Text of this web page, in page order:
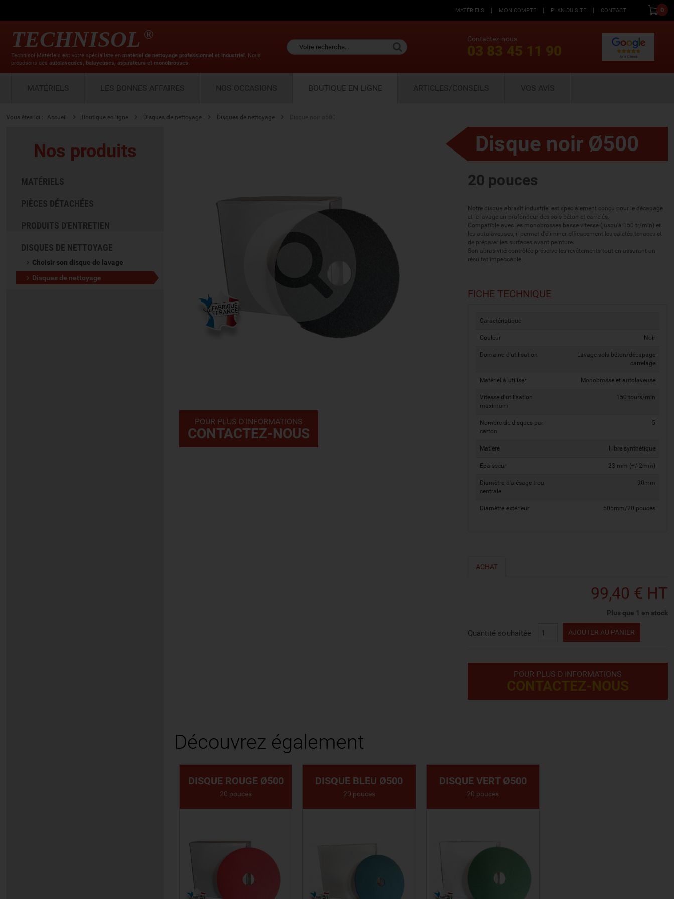
0
MATÉRIELS | MON COMPTE | PLAN DU SITE | CONTACT
TECHNISOL ®
Technisol Matériels est votre spécialiste en matériel de nettoyage professionnel et industriel . Nous
proposons des autolaveuses, balayeuses, aspirateurs et monobrosses.
Contactez-nous
03 83 45 11 90
MATÉRIELS LES BONNES AFFAIRES NOS OCCASIONS BOUTIQUE EN LIGNE ARTICLES/CONSEILS VOS AVIS
Vous êtes ici : Accueil Boutique en ligne Disques de nettoyage Disques de nettoyage
POUR PLUS D'INFORMATIONS
CONTACTEZ-NOUS
Disque noir Ø500
20 pouces
Notre disque abrasif industriel est spécialement conçu pour le décapage
et le lavage en profondeur des sols béton et carrelés.
Compatible avec les monobrosses basse vitesse (jusqu'à 150 tr/min) et
les autolaveuses, il permet d'éliminer efficacement les saletés tenaces et
de préparer les surfaces avant peinture.
Son abrasivité contrôlée préserve les revêtements tout en assurant un
résultat impeccable.
FICHE TECHNIQUE
Caractéristique
Couleur Noir
Domaine d'utilisation
Lavage sols béton/décapage
carrelage
Matériel à utiliser Monobrosse et autolaveuse
Vitesse d'utilisation
maximum
150 tours/min
Nombre de disques par
carton
5
Matière Fibre synthétique
Epaisseur 23 mm (+/-2mm)
Diamètre d'alésage trou
centrale
90mm
Diamètre extérieur 505mm/20 pouces
ACHAT
99,40 € HT
Plus que 1 en stock
Quantité souhaitée AJOUTER AU PANIER
POUR PLUS D'INFORMATIONS
CONTACTEZ-NOUS
Découvrez également
DISQUE ROUGE Ø500
20 pouces
DISQUE BLEU Ø500
20 pouces
DISQUE VERT Ø500
20 pouces
Nos produits
MATÉRIELS
PIÈCES DÉTACHÉES
PRODUITS D'ENTRETIEN
DISQUES DE NETTOYAGE
Choisir son disque de lavage
Disques de nettoyage